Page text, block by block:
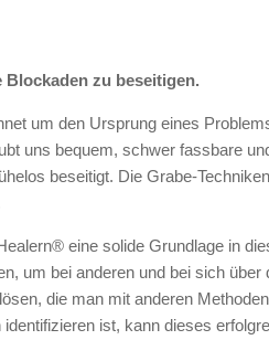
zu beseitigen.
um den Ursprung eines
uns bequem, schwer fassbare
beseitigt. Die Grabe-
eine solide Grundlage in
um bei anderen und bei sich
die man mit anderen
ist, kann dieses